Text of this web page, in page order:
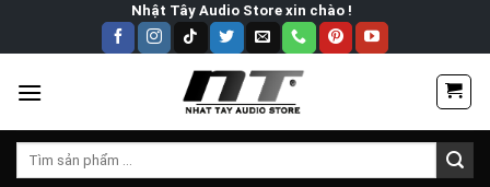
Nhật Tây Audio Store xin chào !
Tìm